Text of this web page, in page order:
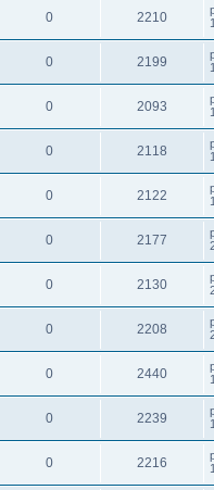
0 2210
0 2199
0 2093
0 2118
0 2122
0 2177
0 2130
0 2208
0 2440
0 2239
0 2216